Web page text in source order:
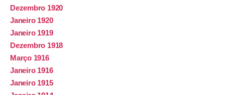
Dezembro 1920
Janeiro 1920
Janeiro 1919
Dezembro 1918
Março 1916
Janeiro 1916
Janeiro 1915